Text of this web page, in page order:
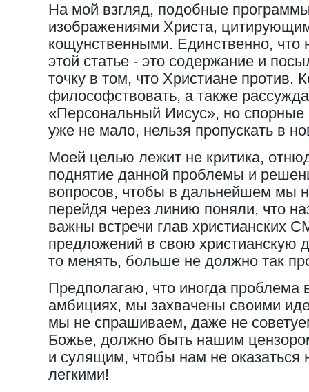
На мой взгляд, подобные
изображениями Христа,
кощунственными. Единственно, что
этой статье - это содержание и
точку в том, что Христиане против.
философствовать, а также
«Персональный Иисус», но спорные
уже не мало, нельзя пропускать в
Моей целью лежит не критика,
поднятие данной проблемы и
вопросов, чтобы в дальнейшем мы
перейдя через линию поняли, что
важны встречи глав христианских
предложений в свою христианскую
то менять, больше не должно так
Предполагаю, что иногда проблема
амбициях, мы захвачены своими
мы не спрашиваем, даже не
Божье, должно быть нашим
и сулящим, чтобы нам не оказаться
легкими!